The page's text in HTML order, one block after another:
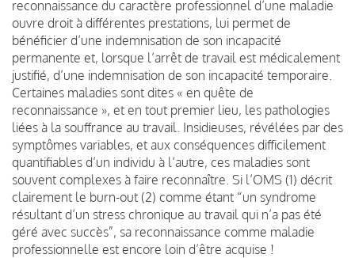
reconnaissance du caractère professionnel d’une maladie
ouvre droit à différentes prestations, lui permet de
bénéficier d’une indemnisation de son incapacité
permanente et, lorsque l’arrêt de travail est médicalement
justifié, d’une indemnisation de son incapacité temporaire.
Certaines maladies sont dites « en quête de
reconnaissance », et en tout premier lieu, les pathologies
liées à la souffrance au travail. Insidieuses, révélées par des
symptômes variables, et aux conséquences difficilement
quantifiables d’un individu à l’autre, ces maladies sont
souvent complexes à faire reconnaître. Si l’OMS (1) décrit
clairement le burn-out (2) comme étant “un syndrome
résultant d’un stress chronique au travail qui n’a pas été
géré avec succès”, sa reconnaissance comme maladie
professionnelle est encore loin d’être acquise !